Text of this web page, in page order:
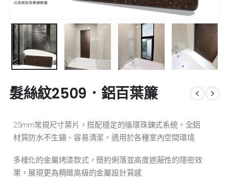
髮絲紋2509．鋁百葉簾
25mm常規尺寸葉片，搭配穩定的循環珠鍊式系統，全鋁
材質防水不生鏽、容易清潔，適用於各種室內空間環境
多樣化的金屬烤漆款式，簡約俐落並高度遮蔽性的隱密效
果，展現更為精緻高級的金屬設計質感